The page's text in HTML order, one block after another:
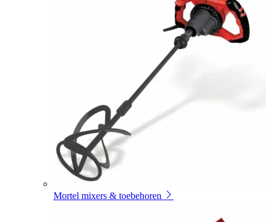
Mortel mixers & toebehoren